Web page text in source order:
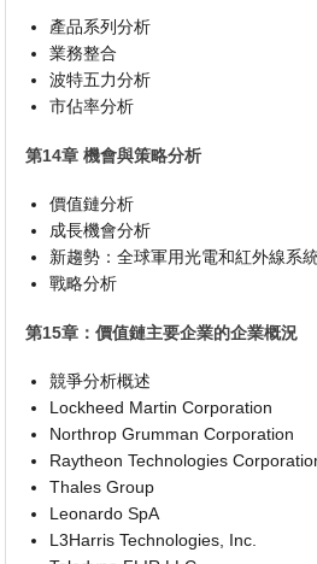
產品系列分析
業務整合
波特五力分析
市佔率分析
第14章 機會與策略分析
價值鏈分析
成長機會分析
新趨勢：全球軍用光電和紅外線系
戰略分析
第15章：價值鏈主要企業的企業概況
競爭分析概述
Lockheed Martin Corporation
Northrop Grumman Corporation
Raytheon Technologies
Thales Group
Leonardo SpA
L3Harris Technologies, Inc.